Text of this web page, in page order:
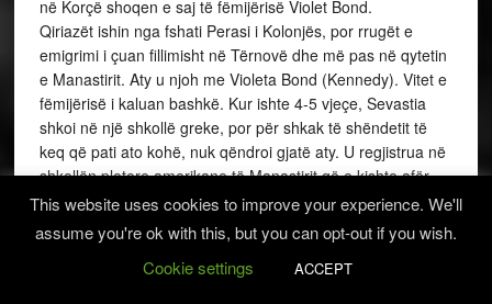
në Korçë shoqen e saj të fëmijërisë Violet Bond.
Qiriazët ishin nga fshati Perasi i Kolonjës, por rrugët e
emigrimi i çuan fillimisht në Tërnovë dhe më pas në qytetin
e Manastirit. Aty u njoh me Violeta Bond (Kennedy). Vitet e
fëmijërisë i kaluan bashkë. Kur ishte 4-5 vjeçe, Sevastia
shkoi në një shkollë greke, por për shkak të shëndetit të
keq që pati ato kohë, nuk qëndroi gjatë aty. U regjistrua në
shkollën plotore amerikane të Manastirit që e kishte afër
shtëpisë. Pas përfundimit të saj, vijoi studimet në kolegjin
amerikan të vajzave në Stamboll. Ëndërronte të bëhej
mësonjëse e vashave. Kjo ishte dhe ëndrra e vëllait të saj,
Gjerasimit, edhe mëmëdhetarët prisnin të shihnin
This website uses cookies to improve your experience. We'll
assume you're ok with this, but you can opt-out if you wish.
Cookie settings
ACCEPT